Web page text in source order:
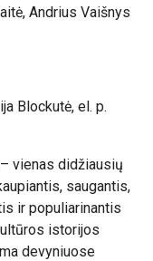
Andrius Vaišnys
Blockutė, el. p.
vienas didžiausių
saugantis,
ir populiarinantis
istorijos
devyniuose